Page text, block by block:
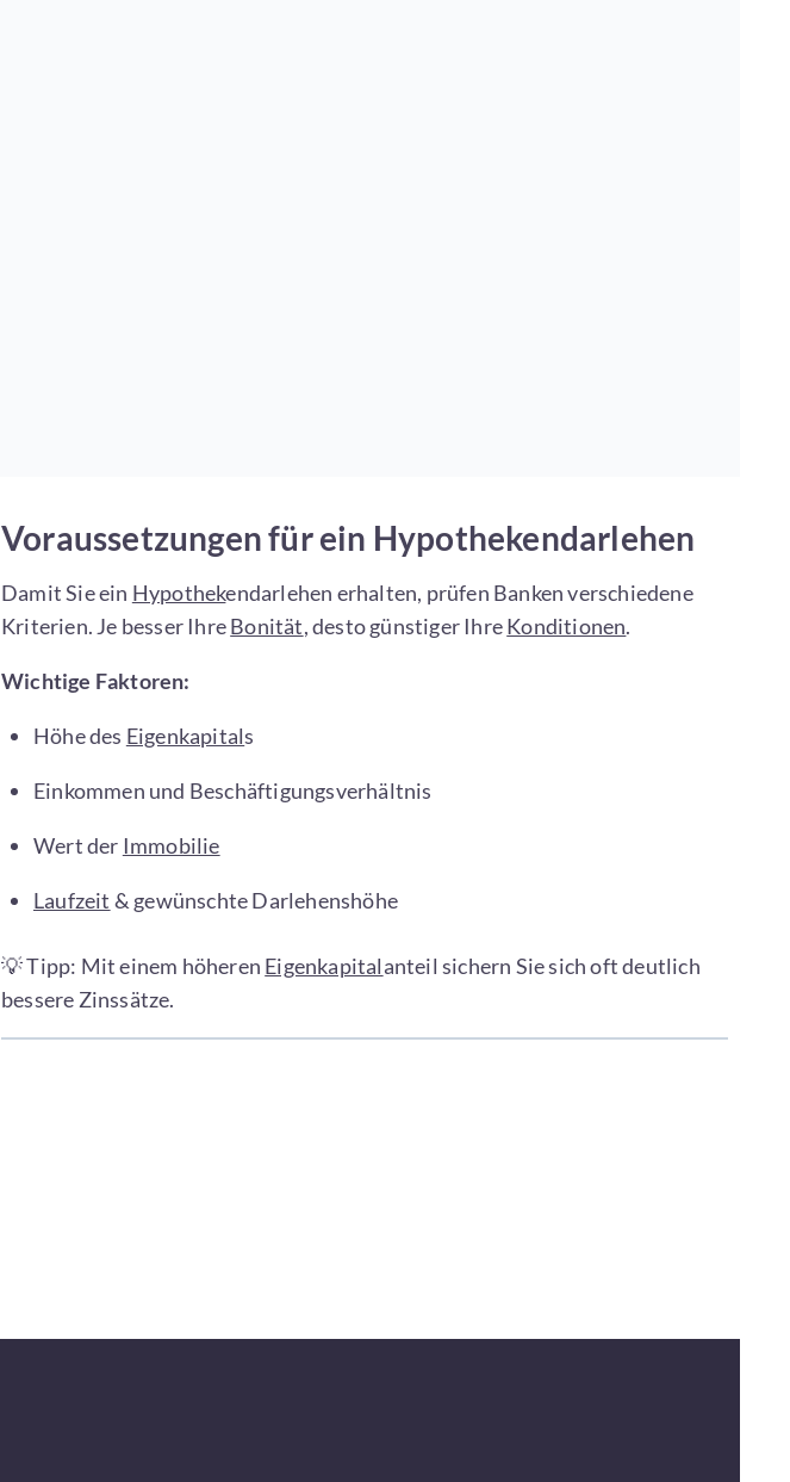
Voraussetzungen für ein Hypothekendarlehen
Damit Sie ein Hypothekendarlehen erhalten, prüfen Banken verschiedene
Kriterien. Je besser IhreBonität, desto günstiger IhreKonditionen.
Wichtige Faktoren:
Höhe des Eigenkapitals
Einkommen und Beschäftigungsverhältnis
Wert der Immobilie
Laufzeit & gewünschte Darlehenshöhe
💡 Tipp: Mit einem höheren Eigenkapitalanteil sichern Sie sich oft deutlich
bessere Zinssätze.